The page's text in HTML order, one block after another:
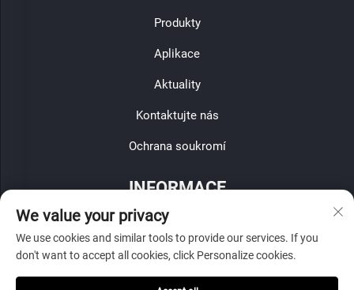
Produkty
Aplikace
Aktuality
Kontaktujte nás
Ochrana soukromí
INFORMACE
Zaregistrujte se, abyste obdrželi naši týdenní novinu
We value your privacy
We use cookies and similar tools to provide our services. If you
don't want to accept all cookies, click Personalize cookies.